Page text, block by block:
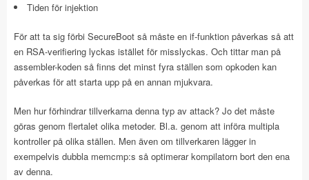
Tiden för injektion
För att ta sig förbi SecureBoot så måste en if-funktion påverkas så att
en RSA-verifiering lyckas istället för misslyckas. Och tittar man på
assembler-koden så finns det minst fyra ställen som opkoden kan
påverkas för att starta upp på en annan mjukvara.
Men hur förhindrar tillverkarna denna typ av attack? Jo det måste
göras genom flertalet olika metoder. Bl.a. genom att införa multipla
kontroller på olika ställen. Men även om tillverkaren lägger in
exempelvis dubbla memcmp:s så optimerar kompilatorn bort den ena
av denna.